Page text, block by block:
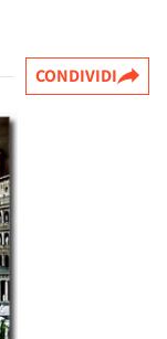
CONDIVIDI